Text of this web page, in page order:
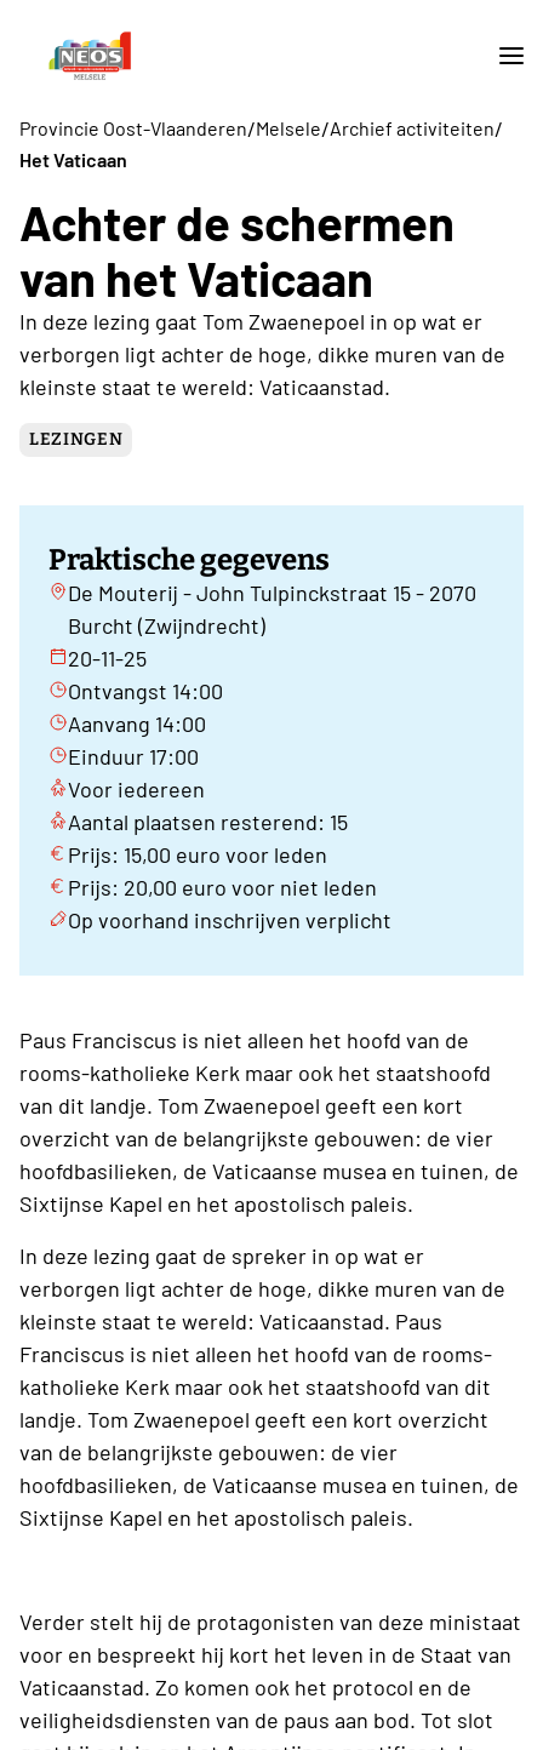
Provincie Oost-Vlaanderen/Melsele/Archief activiteiten/
Het Vaticaan
Achter de schermen
van het Vaticaan
In deze lezing gaat Tom Zwaenepoel in op wat er
verborgen ligt achter de hoge, dikke muren van de
kleinste staat te wereld: Vaticaanstad.
LEZINGEN
Praktische gegevens
De Mouterij - John Tulpinckstraat 15 - 2070
Burcht (Zwijndrecht)
20-11-25
Ontvangst 14:00
Aanvang 14:00
Einduur 17:00
Voor iedereen
Aantal plaatsen resterend: 15
Prijs: 15,00 euro voor leden
Prijs: 20,00 euro voor niet leden
Op voorhand inschrijven verplicht
Paus Franciscus is niet alleen het hoofd van de
rooms-katholieke Kerk maar ook het staatshoofd
van dit landje. Tom Zwaenepoel geeft een kort
overzicht van de belangrijkste gebouwen: de vier
hoofdbasilieken, de Vaticaanse musea en tuinen, de
Sixtijnse Kapel en het apostolisch paleis.
In deze lezing gaat de spreker in op wat er
verborgen ligt achter de hoge, dikke muren van de
kleinste staat te wereld: Vaticaanstad. Paus
Franciscus is niet alleen het hoofd van de rooms-
katholieke Kerk maar ook het staatshoofd van dit
landje. Tom Zwaenepoel geeft een kort overzicht
van de belangrijkste gebouwen: de vier
hoofdbasilieken, de Vaticaanse musea en tuinen, de
Sixtijnse Kapel en het apostolisch paleis.
Verder stelt hij de protagonisten van deze ministaat
voor en bespreekt hij kort het leven in de Staat van
Vaticaanstad. Zo komen ook het protocol en de
veiligheidsdiensten van de paus aan bod. Tot slot